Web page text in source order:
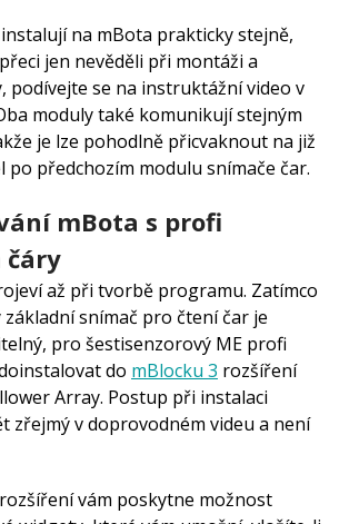
na mBota prakticky stejně,
jen nevěděli při montáži a
podívejte se na instruktážní video v
moduly také komunikují stejným
je lze pohodlně přicvaknout na již
po předchozím modulu snímače čar.
mBota s profi
čáry
až při tvorbě programu. Zatímco
snímač pro čtení čar je
pro šestisenzorový ME profi
do mBlocku 3 rozšíření
Array. Postup při instalaci
zřejmý v doprovodném videu a není
vám poskytne možnost